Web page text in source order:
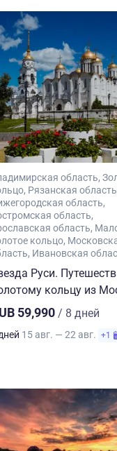
область
Рязанская область
область
область
область
кольцо
Ивановская
Руси.
кольцу из
59,990 / 8 дней
15 авг. — 22 авг. +1